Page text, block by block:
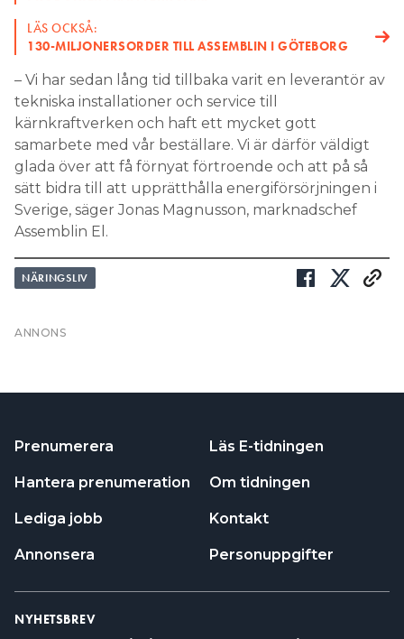
– Vi har sedan lång tid tillbaka varit en leverantör av
tekniska installationer och service till
kärnkraftverken och haft ett mycket gott
samarbete med vår beställare. Vi är därför väldigt
glada över att få förnyat förtroende och att på så
sätt bidra till att upprätthålla energiförsörjningen i
Sverige, säger Jonas Magnusson, marknadschef
Assemblin El.
NÄRINGSLIV
Hantera prenumeration
Prenumerera på vårt nyhetsbrev och få nyheter,
tips och bevakningar rakt ner i inkorgen